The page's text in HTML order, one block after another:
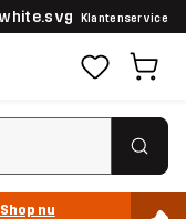
Klantenservice
Shop nu